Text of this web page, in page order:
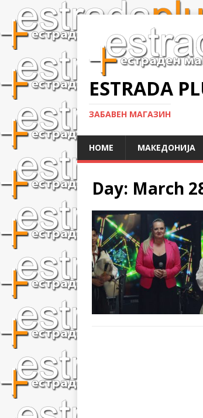
ESTRADA
ЗАБАВЕН МАГАЗИН
HOME МАКЕДОНИЈА
Day: March